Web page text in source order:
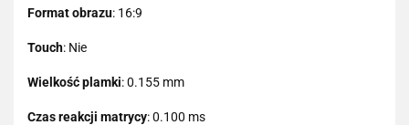
Format obrazu: 16:9
Touch: Nie
Wielkość plamki: 0.155 mm
Czas reakcji matrycy: 0.100 ms